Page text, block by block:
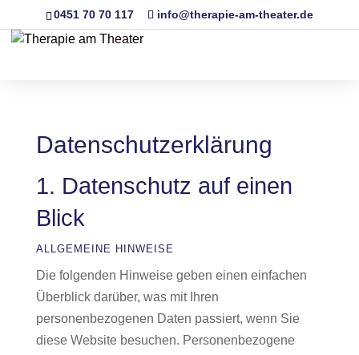
0451 70 70 117 info@therapie-am-theater.de
Datenschutz­erklärung
1. Datenschutz auf einen
Blick
ALLGEMEINE HINWEISE
Die folgenden Hinweise geben einen einfachen
Überblick darüber, was mit Ihren
personenbezogenen Daten passiert, wenn Sie
diese Website besuchen. Personenbezogene